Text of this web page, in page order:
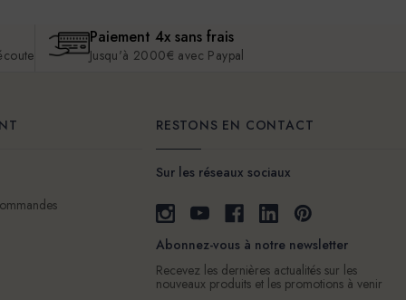
Paiement 4x sans frais
Jusqu'à 2000€ avec Paypal
RESTONS EN CONTACT
Sur les réseaux sociaux
Abonnez-vous à notre newsletter
Recevez les dernières actualités sur les
nouveaux produits et les promotions à venir